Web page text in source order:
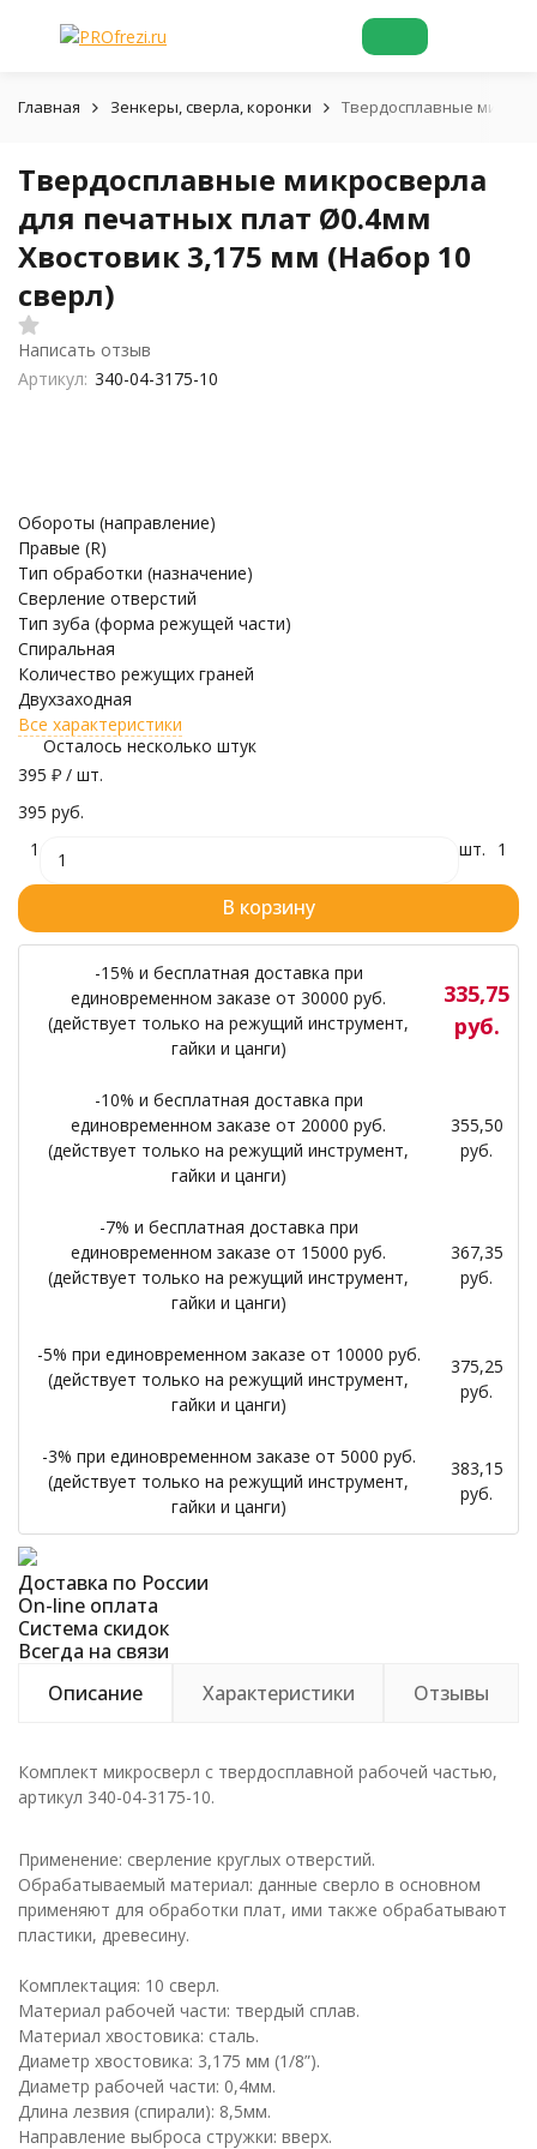
Главная Зенкеры, сверла, коронки Твердосплавные
Твердосплавные микросверла
для печатных плат Ø0.4мм
Хвостовик 3,175 мм (Набор 10
сверл)
Написать отзыв
Артикул: 340-04-3175-10
Обороты (направление)
Правые (R)
Тип обработки (назначение)
Сверление отверстий
Тип зуба (форма режущей части)
Спиральная
Количество режущих граней
Двухзаходная
Все характеристики
Осталось несколько штук
395 ₽ / шт.
395 руб.
1
шт. 1
В корзину
-15% и бесплатная доставка при
единовременном заказе от 30000 руб.
(действует только на режущий инструмент,
гайки и цанги)
335,75
руб.
-10% и бесплатная доставка при
единовременном заказе от 20000 руб.
(действует только на режущий инструмент,
гайки и цанги)
355,50
руб.
-7% и бесплатная доставка при
единовременном заказе от 15000 руб.
(действует только на режущий инструмент,
гайки и цанги)
367,35
руб.
-5% при единовременном заказе от 10000 руб.
(действует только на режущий инструмент,
гайки и цанги)
375,25
руб.
-3% при единовременном заказе от 5000 руб.
(действует только на режущий инструмент,
гайки и цанги)
383,15
руб.
Доставка по России
On-line оплата
Система скидок
Всегда на связи
Описание
Характеристики Отзывы
Комплект микросверл с твердосплавной рабочей частью,
артикул 340-04-3175-10.
Применение: сверление круглых отверстий.
Обрабатываемый материал: данные сверло в основном
применяют для обработки плат, ими также обрабатывают
пластики, древесину.
Комплектация: 10 сверл.
Материал рабочей части: твердый сплав.
Материал хвостовика: сталь.
Диаметр хвостовика: 3,175 мм (1/8”).
Диаметр рабочей части: 0,4мм.
Длина лезвия (спирали): 8,5мм.
Направление выброса стружки: вверх.